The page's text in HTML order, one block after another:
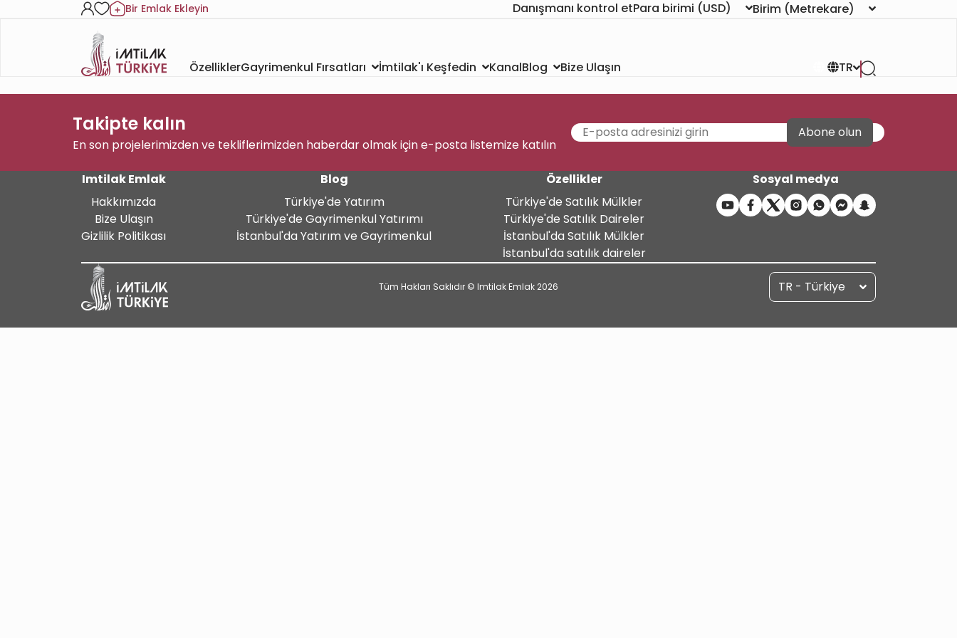
Bir Emlak Ekleyin Danışmanı kontrol etPara birimi (USD) Birim (Metrekare)
ÖzelliklerGayrimenkul Fırsatları İmtilak'ı Keşfedin KanalBlog Bize Ulaşın TR
Takipte kalın
En son projelerimizden ve tekliflerimizden haberdar olmak için e-posta listemize katılın
Abone olun
Imtilak Emlak
Hakkımızda
Bize Ulaşın
Gizlilik Politikası
Blog
Türkiye'de Yatırım
Türkiye'de Gayrimenkul Yatırımı
İstanbul'da Yatırım ve Gayrimenkul
Özellikler
Türkiye'de Satılık Mülkler
Türkiye'de Satılık Daireler
İstanbul'da Satılık Mülkler
İstanbul'da satılık daireler
Sosyal medya
Tüm Hakları Saklıdır © Imtilak Emlak 2026 TR - Türkiye